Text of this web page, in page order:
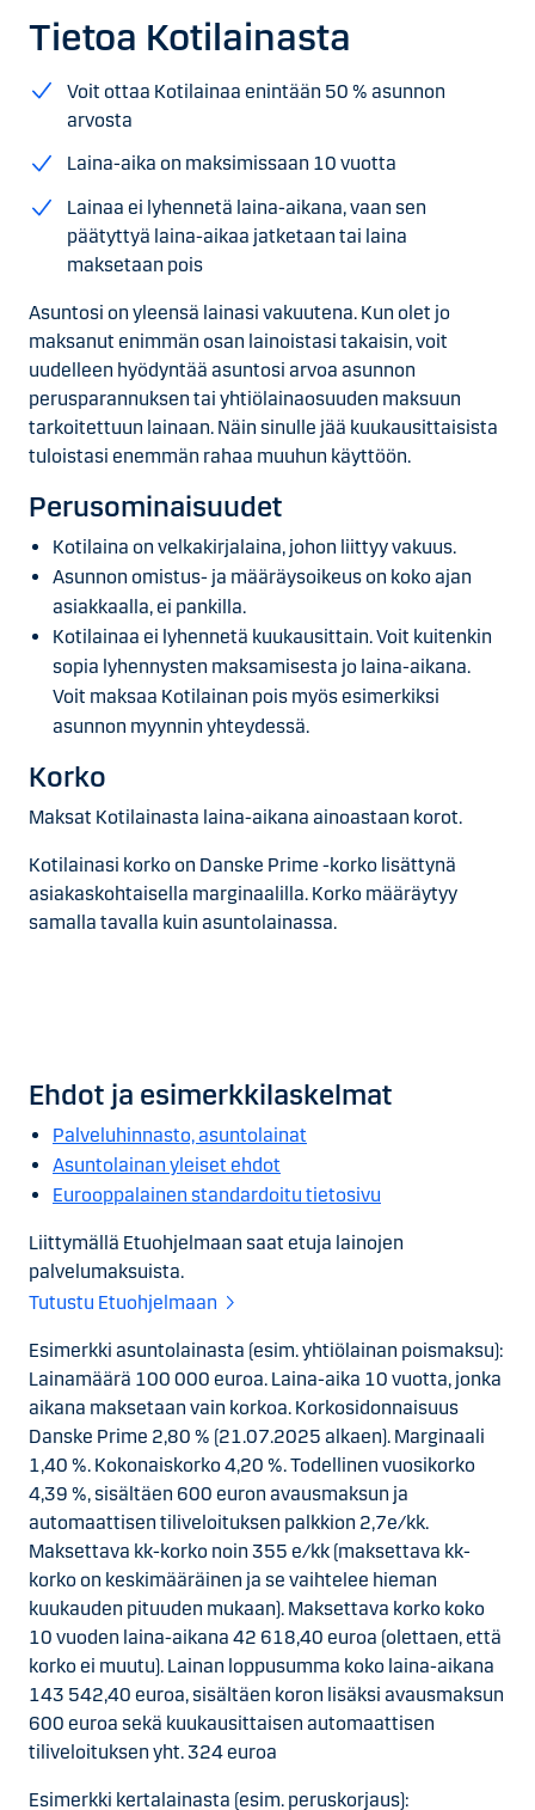
Tietoa Kotilainasta
Voit ottaa Kotilainaa enintään 50 % asunnon
arvosta
Laina-aika on maksimissaan 10 vuotta
Lainaa ei lyhennetä laina-aikana, vaan sen
päätyttyä laina-aikaa jatketaan tai laina
maksetaan pois
Asuntosi on yleensä lainasi vakuutena. Kun olet jo
maksanut enimmän osan lainoistasi takaisin, voit
uudelleen hyödyntää asuntosi arvoa asunnon
perusparannuksen tai yhtiölainaosuuden maksuun
tarkoitettuun lainaan. Näin sinulle jää kuukausittaisista
tuloistasi enemmän rahaa muuhun käyttöön.
Perusominaisuudet
Kotilaina on velkakirjalaina, johon liittyy vakuus.
Asunnon omistus- ja määräysoikeus on koko ajan
asiakkaalla, ei pankilla.
Kotilainaa ei lyhennetä kuukausittain. Voit kuitenkin
sopia lyhennysten maksamisesta jo laina-aikana.
Voit maksaa Kotilainan pois myös esimerkiksi
asunnon myynnin yhteydessä.
Korko
Maksat Kotilainasta laina-aikana ainoastaan korot.
Kotilainasi korko on Danske Prime -korko lisättynä
asiakaskohtaisella marginaalilla. Korko määräytyy
samalla tavalla kuin asuntolainassa.
Ehdot ja esimerkkilaskelmat
Palveluhinnasto, asuntolainat
Asuntolainan yleiset ehdot
Eurooppalainen standardoitu tietosivu
Liittymällä Etuohjelmaan saat etuja lainojen
palvelumaksuista.
Tutustu Etuohjelmaan
Esimerkki asuntolainasta (esim. yhtiölainan poismaksu):
Lainamäärä 100 000 euroa. Laina-aika 10 vuotta, jonka
aikana maksetaan vain korkoa. Korkosidonnaisuus
Danske Prime 2,80 % (21.07.2025 alkaen). Marginaali
1,40 %. Kokonaiskorko 4,20 %. Todellinen vuosikorko
4,39 %, sisältäen 600 euron avausmaksun ja
automaattisen tiliveloituksen palkkion 2,7e/kk.
Maksettava kk-korko noin 355 e/kk (maksettava kk-
korko on keskimääräinen ja se vaihtelee hieman
kuukauden pituuden mukaan). Maksettava korko koko
10 vuoden laina-aikana 42 618,40 euroa (olettaen, että
korko ei muutu). Lainan loppusumma koko laina-aikana
143 542,40 euroa, sisältäen koron lisäksi avausmaksun
600 euroa sekä kuukausittaisen automaattisen
tiliveloituksen yht. 324 euroa
Esimerkki kertalainasta (esim. peruskorjaus):